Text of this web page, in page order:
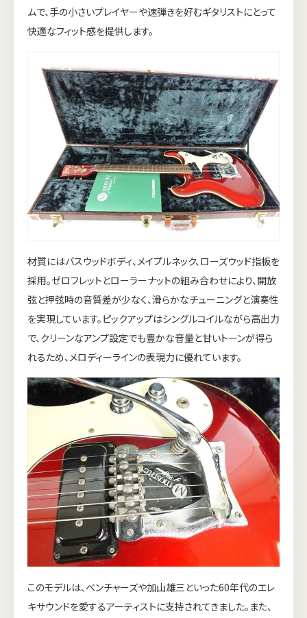
ムで、手の小さいプレイヤーや速弾きを好むギタリストにとって
快適なフィット感を提供します。
材質にはバスウッドボディ、メイプルネック、ローズウッド指板を
採用。ゼロフレットとローラーナットの組み合わせにより、開放
弦と押弦時の音質差が少なく、滑らかなチューニングと演奏性
を実現しています。ピックアップはシングルコイルながら高出力
で、クリーンなアンプ設定でも豊かな音量と甘いトーンが得ら
れるため、メロディーラインの表現力に優れています。
このモデルは、ベンチャーズや加山雄三といった60年代のエレ
キサウンドを愛するアーティストに支持されてきました。また、